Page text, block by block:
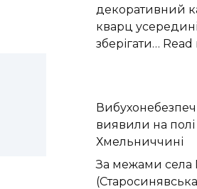
декоративний
кварц
зберігати… Read
виявили на
Хмельниччині
За межами села